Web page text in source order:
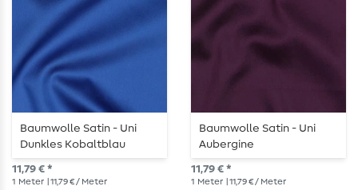
Baumwolle Satin - Uni
Dunkles Kobaltblau
11,79 € *
1 Meter | 11,79 € / Meter
Baumwolle Satin - Uni
Aubergine
11,79 € *
1 Meter | 11,79 € / Meter